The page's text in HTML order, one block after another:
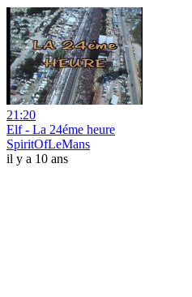
21:20
Elf - La 24éme heure
SpiritOfLeMans
il y a 10 ans